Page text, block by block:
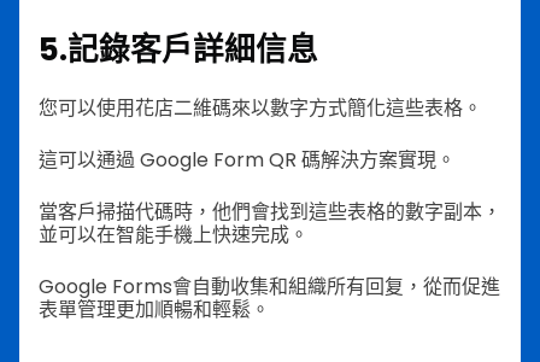
5.記錄客戶詳細信息
您可以使用花店二維碼來以數字方式簡化這些表格。
這可以通過 Google Form QR 碼解決方案實現。
當客戶掃描代碼時，他們會找到這些表格的數字副本，
並可以在智能手機上快速完成。
Google Forms會自動收集和組織所有回复，從而促進
表單管理更加順暢和輕鬆。